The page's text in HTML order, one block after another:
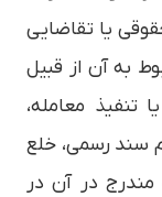
یا تقاضایی
به آن از قبیل
تنفیذ معامله،
سند رسمی، خلع
مندرج در آن در